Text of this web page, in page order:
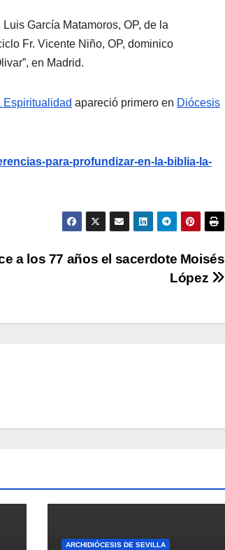
García Matamoros, OP, de la
Fr. Vicente Niño, OP, dominico
en Madrid.
Espiritualidad apareció primero en Diócesis
para-profundizar-en-la-biblia-la-
a los 77 años el sacerdote Moisés
López
ARCHIDIÓCESIS DE SEVILLA